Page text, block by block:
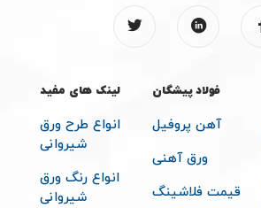
فولاد پیشگان
آهن پروفیل
ورق آهنی
قیمت فلاشینگ
لینک های مفید
انواع طرح ورق
شیروانی
انواع رنگ ورق
شیروانی